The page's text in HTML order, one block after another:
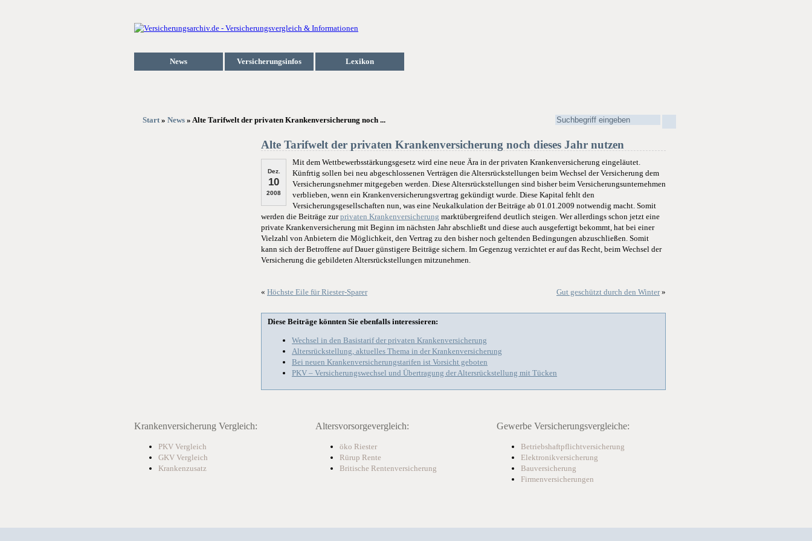
News Versicherungsinfos Lexikon
Start» News » Alte Tarifwelt der privaten Krankenversicherung noch ...
Alte Tarifwelt der privaten Krankenversicherung noch dieses Jahr nutzen
Dez.
10
2008
Mit dem Wettbewerbsstärkungsgesetz wird eine neue Ära in der privaten Krankenversicherung eingeläutet.
Künfrtig sollen bei neu abgeschlossenen Verträgen die Altersrückstellungen beim Wechsel der Versicherung dem
Versicherungsnehmer mitgegeben werden. Diese Altersrückstellungen sind bisher beim Versicherungsunternehmen
verblieben, wenn ein Krankenversicherungsvertrag gekündigt wurde. Diese Kapital fehlt den
Versicherungsgesellschaften nun, was eine Neukalkulation der Beiträge ab 01.01.2009 notwendig macht. Somit
werden die Beiträge zurprivaten Krankenversicherung marktübergreifend deutlich steigen. Wer allerdings schon jetzt eine
private Krankenversicherung mit Beginn im nächsten Jahr abschließt und diese auch ausgefertigt bekommt, hat bei einer
Vielzahl von Anbietern die Möglichkeit, den Vertrag zu den bisher noch geltenden Bedingungen abzuschließen. Somit
kann sich der Betroffene auf Dauer günstigere Beiträge sichern. Im Gegenzug verzichtet er auf das Recht, beim Wechsel der
Versicherung die gebildeten Altersrückstellungen mitzunehmen.
« Höchste Eile für Riester-Sparer Gut geschützt durch den Winter»
Diese Beiträge könnten Sie ebenfalls interessieren:
Wechsel in den Basistarif der privaten Krankenversicherung
Altersrückstellung, aktuelles Thema in der Krankenversicherung
Bei neuen Krankenversicherungstarifen ist Vorsicht geboten
PKV – Versicherungswechsel und Übertragung der Altersrückstellung mit Tücken
Krankenversicherung Vergleich:
PKV Vergleich
GKV Vergleich
Krankenzusatz
Altersvorsorgevergleich:
öko Riester
Rürup Rente
Britische Rentenversicherung
Gewerbe Versicherungsvergleiche:
Betriebshaftpflichtversicherung
Elektronikversicherung
Bauversicherung
Firmenversicherungen